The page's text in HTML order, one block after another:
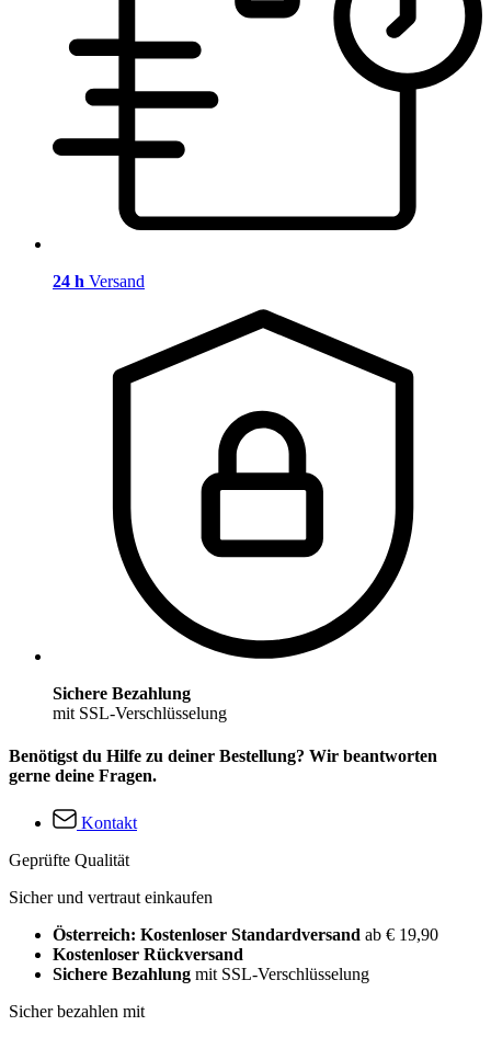
24 h Versand
Sichere Bezahlung
mit SSL-Verschlüsselung
Benötigst du Hilfe zu deiner Bestellung? Wir beantworten
gerne deine Fragen.
Kontakt
Geprüfte Qualität
Sicher und vertraut einkaufen
Österreich: Kostenloser Standardversand ab € 19,90
Kostenloser Rückversand
Sichere Bezahlung mit SSL-Verschlüsselung
Sicher bezahlen mit